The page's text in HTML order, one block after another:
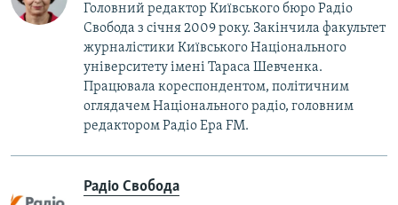
Головний редактор Київського бюро Радіо
Свобода з січня 2009 року. Закінчила факультет
журналістики Київського Національного
університету імені Тараса Шевченка.
Працювала кореспондентом, політичним
оглядачем Національного радіо, головним
редактором Радіо Ера FM.
Радіо Свобода